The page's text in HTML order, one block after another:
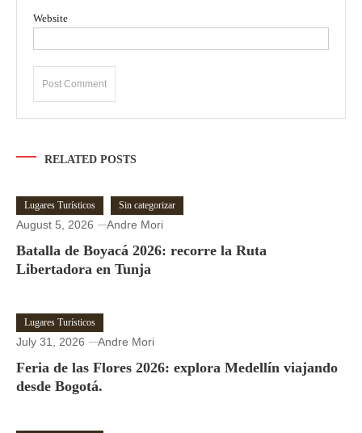
Website
RELATED POSTS
Lugares Turísticos Sin categorizar
August 5, 2026 Andre Mori
Batalla de Boyacá 2026: recorre la Ruta
Libertadora en Tunja
Lugares Turísticos
July 31, 2026 Andre Mori
Feria de las Flores 2026: explora Medellín viajando
desde Bogotá.